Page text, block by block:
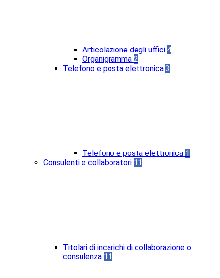
Articolazione degli uffici 4
Organigramma 2
Telefono e posta elettronica 3
Telefono e posta elettronica 1
Consulenti e collaboratori 11
Titolari di incarichi di collaborazione o
consulenza 11